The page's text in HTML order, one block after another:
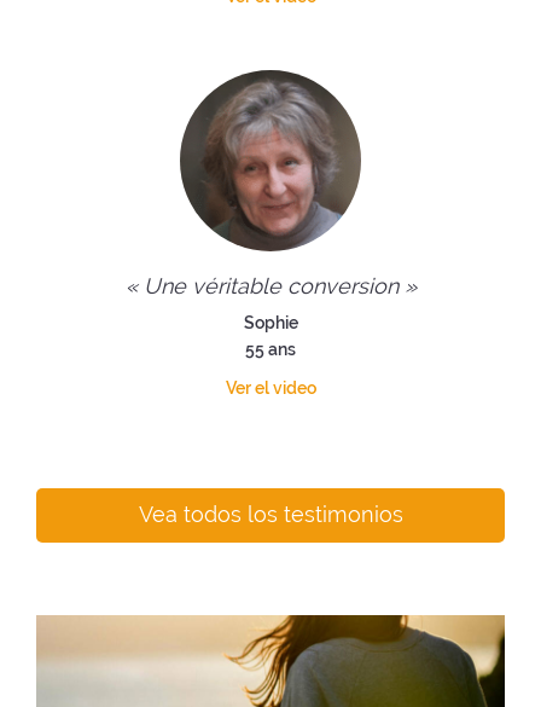
« Une véritable conversion »
Sophie
55 ans
Ver el video
Vea todos los testimonios